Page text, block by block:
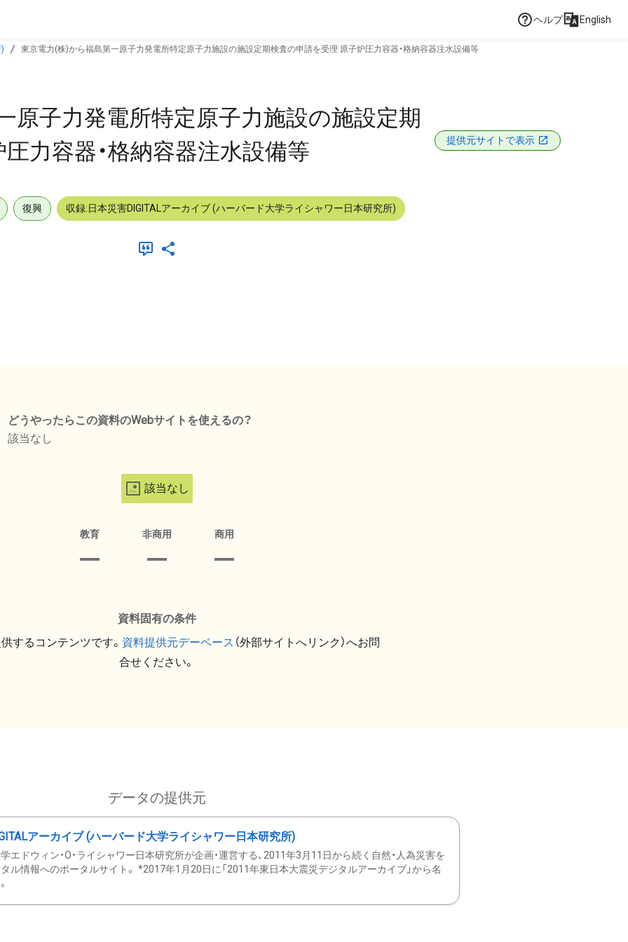
ヘルプ English
東京電力(株)から福島第一原子力発電所特定原子力施設の施設定期検査の申請を受理 原子炉圧力容器・格納容器注水設備等
原子力発電所特定原子力施設の施設定期
力容器・格納容器注水設備等
提供元サイトで表示
復興 収録:日本災害DIGITALアーカイブ (ハーバード大学ライシャワー日本研究所)
どうやったらこの資料のWebサイトを使えるの？
該当なし
該当なし
教育 非商用 商用
資料固有の条件
するコンテンツです。 資料提供元デーベース （外部サイトへリンク）へお問
合せください。
データの提供元
アーカイブ (ハーバード大学ライシャワー日本研究所)
エドウィン・O・ライシャワー日本研究所が企画・運営する、2011年3月11日から続く自然・人為災害を
ル情報へのポータルサイト。 *2017年1月20日に「2011年東日本大震災デジタルアーカイブ」から名